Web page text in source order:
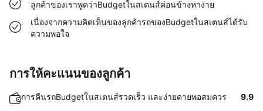
ลูกค้าของเราพูดว่าBudgetในสเตนส์ค่อนข้างหาง่าย
เนื่องจากความคิดเห็นของลูกค้ารถของBudgetในสเตนส์ได้รับ
ความพอใจ
การให้คะแนนของลูกค้า
การคืนรถBudgetในสเตนส์รวดเร็ว และง่ายดายพอสมควร 9.9